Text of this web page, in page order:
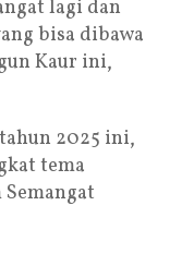
lagi dan
bisa dibawa
Kaur ini,
2025 ini,
tema